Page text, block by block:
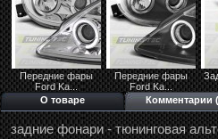
Передние фары
Ford Ka...
Передние фары
Ford Ka...
О товаре Комментарии
задние фонари - тюнинговая